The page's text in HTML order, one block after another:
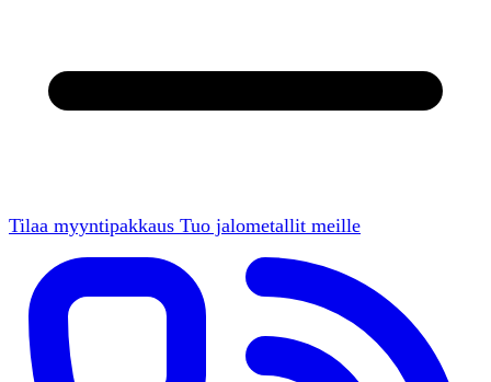
Tilaa myyntipakkaus Tuo jalometallit meille